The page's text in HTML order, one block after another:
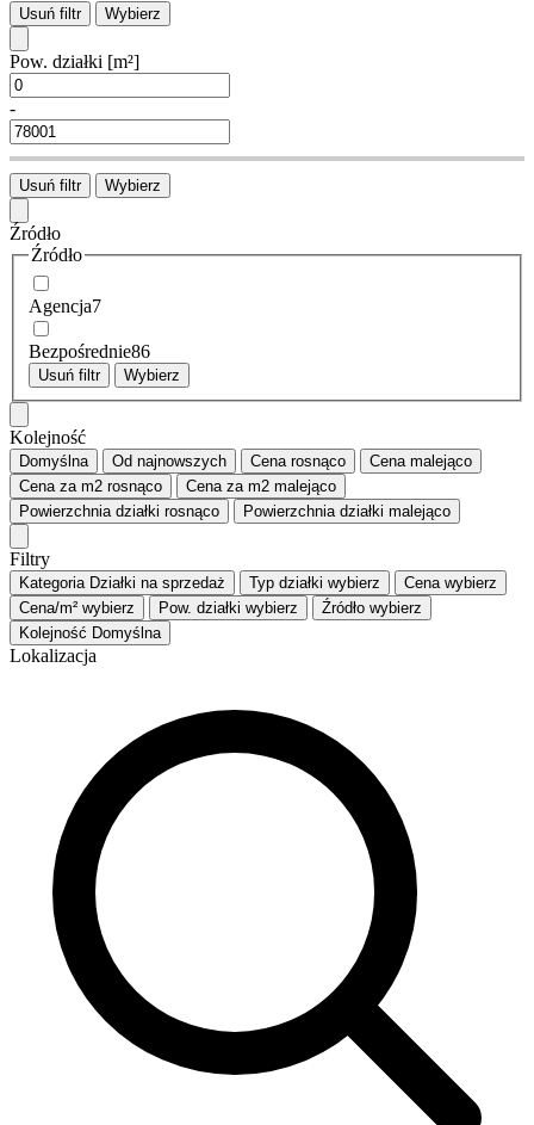
Usuń filtr Wybierz
Pow. działki [m²]
-
Usuń filtr Wybierz
Źródło
Źródło
Agencja7
Bezpośrednie86
Usuń filtr Wybierz
Kolejność
Domyślna Od najnowszych Cenarosnąco Cenamalejąco
Cena za m2 rosnąco Cena za m2 malejąco
Powierzchnia działki rosnąco Powierzchnia działki malejąco
Filtry
Kategoria Działki na sprzedaż Typ działki wybierz Cena wybierz
Cena/m² wybierz Pow. działki wybierz Źródło wybierz
Kolejność Domyślna
Lokalizacja